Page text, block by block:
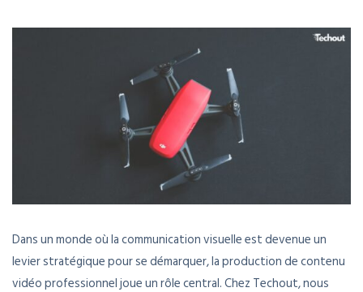
Dans un monde où la communication visuelle est devenue un
levier stratégique pour se démarquer, la production de contenu
vidéo professionnel joue un rôle central. Chez Techout, nous